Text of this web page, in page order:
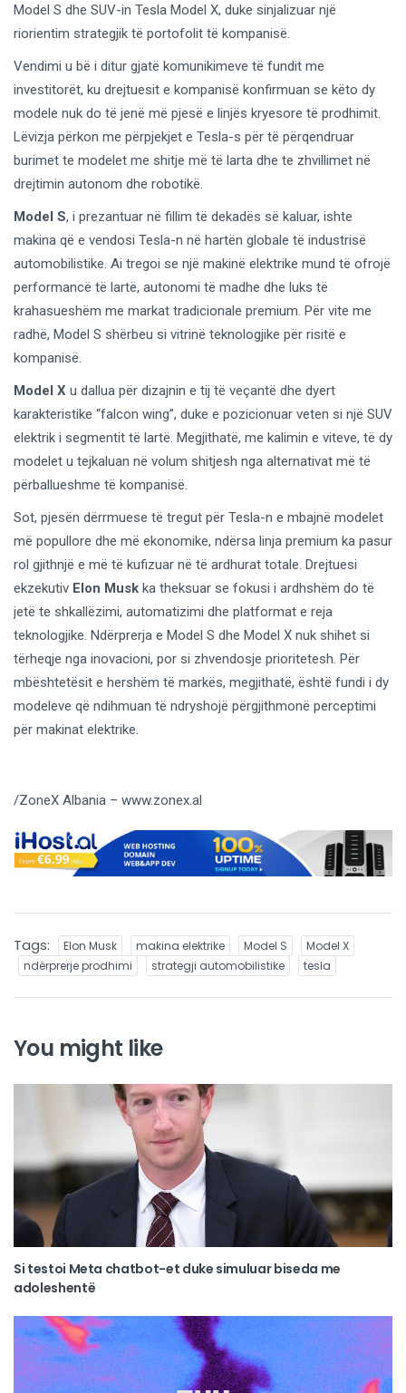
Model S dhe SUV-in Tesla Model X, duke sinjalizuar një
riorientim strategjik të portofolit të kompanisë.
Vendimi u bë i ditur gjatë komunikimeve të fundit me
investitorët, ku drejtuesit e kompanisë konfirmuan se këto dy
modele nuk do të jenë më pjesë e linjës kryesore të prodhimit.
Lëvizja përkon me përpjekjet e Tesla-s për të përqendruar
burimet te modelet me shitje më të larta dhe te zhvillimet në
drejtimin autonom dhe robotikë.
Model S, i prezantuar në fillim të dekadës së kaluar, ishte
makina që e vendosi Tesla-n në hartën globale të industrisë
automobilistike. Ai tregoi se një makinë elektrike mund të ofrojë
performancë të lartë, autonomi të madhe dhe luks të
krahasueshëm me markat tradicionale premium. Për vite me
radhë, Model S shërbeu si vitrinë teknologjike për risitë e
kompanisë.
Model X u dallua për dizajnin e tij të veçantë dhe dyert
karakteristike “falcon wing”, duke e pozicionuar veten si një SUV
elektrik i segmentit të lartë. Megjithatë, me kalimin e viteve, të dy
modelet u tejkaluan në volum shitjesh nga alternativat më të
përballueshme të kompanisë.
Sot, pjesën dërrmuese të tregut për Tesla-n e mbajnë modelet
më popullore dhe më ekonomike, ndërsa linja premium ka pasur
rol gjithnjë e më të kufizuar në të ardhurat totale. Drejtuesi
ekzekutiv Elon Musk ka theksuar se fokusi i ardhshëm do të
jetë te shkallëzimi, automatizimi dhe platformat e reja
teknologjike. Ndërprerja e Model S dhe Model X nuk shihet si
tërheqje nga inovacioni, por si zhvendosje prioritetesh. Për
mbështetësit e hershëm të markës, megjithatë, është fundi i dy
modeleve që ndihmuan të ndryshojë përgjithmonë perceptimi
për makinat elektrike.
/ZoneX Albania – www.zonex.al
Tags: Elon Musk makina elektrike Model S
Model X
ndërprerje prodhimi
strategji automobilistike tesla
You might like
Si testoi Meta chatbot-et duke simuluar biseda me
adoleshentë